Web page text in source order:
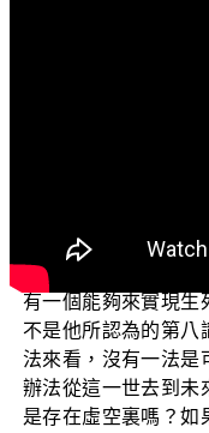
說的補特伽羅我，
滅過去，到底這個
有一個能夠來實現生
不是他所認為的第八
法來看，沒有一法是
辦法從這一世去到未
是存在虛空裏嗎？如